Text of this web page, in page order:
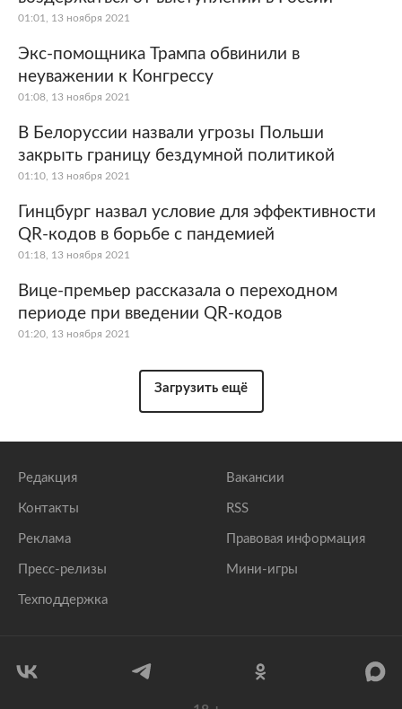
01:01, 13 ноября 2021
Экс-помощника Трампа обвинили в
неуважении к Конгрессу
01:08, 13 ноября 2021
В Белоруссии назвали угрозы Польши
закрыть границу бездумной политикой
01:10, 13 ноября 2021
Гинцбург назвал условие для эффективности
QR-кодов в борьбе с пандемией
01:18, 13 ноября 2021
Вице-премьер рассказала о переходном
периоде при введении QR-кодов
01:20, 13 ноября 2021
Загрузить ещё
Редакция
Контакты
Реклама
Пресс-релизы
Техподдержка
Вакансии
RSS
Правовая информация
Мини-игры